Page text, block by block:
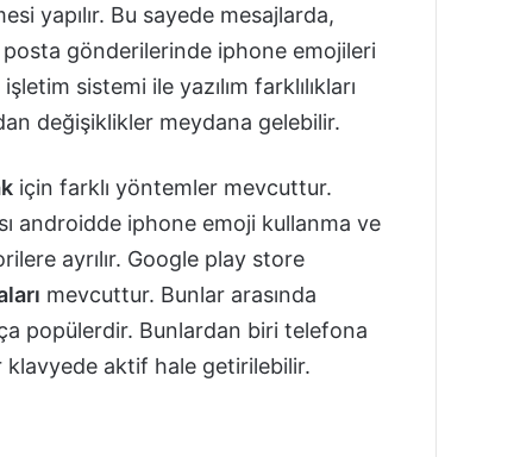
yapılır. Bu sayede mesajlarda,
gönderilerinde iphone emojileri
sistemi ile yazılım farklılıkları
değişiklikler meydana gelebilir.
için farklı yöntemler mevcuttur.
androidde iphone emoji kullanma ve
ayrılır. Google play store
mevcuttur. Bunlar arasında
popülerdir. Bunlardan biri telefona
klavyede aktif hale getirilebilir.